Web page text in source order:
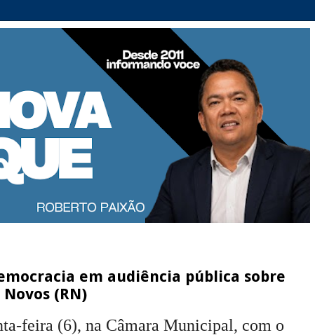
em audiência pública sobre
(RN)
feira (6), na Câmara Municipal, com o